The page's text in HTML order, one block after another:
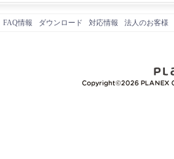
FAQ情報 ダウンロード 対応情報 法人のお客様